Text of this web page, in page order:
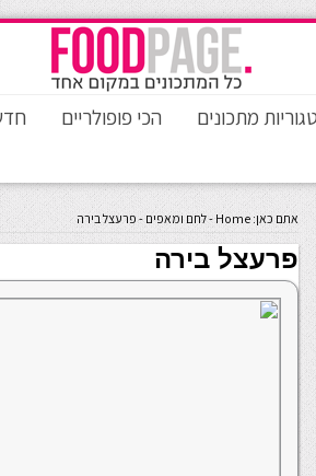
מתכונים הכי פופולריים
אתם כאן: Home
-לחם ומאפים -פרעצל בירה
פרעצל בירה